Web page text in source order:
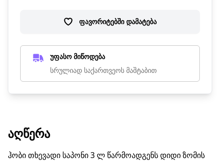
ფავორიტებში დამატება
უფასო მიწოდება
სრულიად საქართვეოს მაშტაბით
ᲐᲦᲬᲔᲠᲐ
ჰობი თხევადი საპონი 3 ლ წარმოადგენს დიდი ზომის